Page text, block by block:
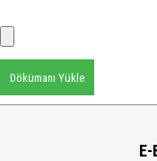
Dökümanı Yükle